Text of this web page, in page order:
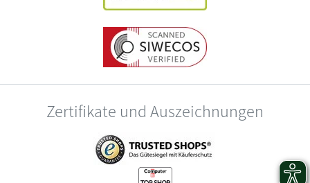
Zertifikate und Auszeichnungen